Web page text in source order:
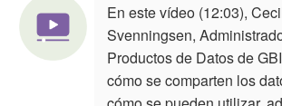
En este vídeo (12:03),
Svenningsen,
Productos de Datos de
cómo se comparten los